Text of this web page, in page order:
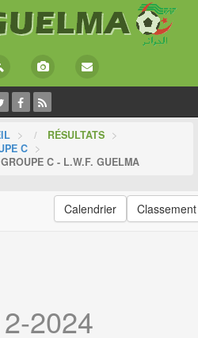
> RÉSULTATS >
C >
C - L.W.F. GUELMA
Calendrier Classement
2024